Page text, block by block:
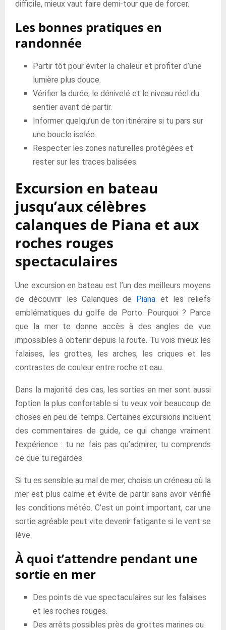
difficile, mieux vaut faire demi-tour que de forcer.
Les bonnes pratiques en
randonnée
Partir tôt pour éviter la chaleur et profiter d’une
lumière plus douce.
Vérifier la durée, le dénivelé et le niveau réel du
sentier avant de partir.
Informer quelqu’un de ton itinéraire si tu pars sur
une boucle isolée.
Respecter les zones naturelles protégées et
rester sur les traces balisées.
Excursion en bateau
jusqu’aux célèbres
calanques de Piana et aux
roches rouges
spectaculaires
Une excursion en bateau est l’un des meilleurs moyens
de découvrir les Calanques de Piana et les reliefs
emblématiques du golfe de Porto. Pourquoi ? Parce
que la mer te donne accès à des angles de vue
impossibles à obtenir depuis la route. Tu vois mieux les
falaises, les grottes, les arches, les criques et les
contrastes de couleur entre roche et eau.
Dans la majorité des cas, les sorties en mer sont aussi
l’option la plus confortable si tu veux voir beaucoup de
choses en peu de temps. Certaines excursions incluent
des commentaires de guide, ce qui change vraiment
l’expérience : tu ne fais pas qu’admirer, tu comprends
ce que tu regardes.
Si tu es sensible au mal de mer, choisis un créneau où la
mer est plus calme et évite de partir sans avoir vérifié
les conditions météo. C’est un point important, car une
sortie agréable peut vite devenir fatigante si le vent se
lève.
À quoi t’attendre pendant une
sortie en mer
Des points de vue spectaculaires sur les falaises
et les roches rouges.
Des arrêts possibles près de grottes marines ou